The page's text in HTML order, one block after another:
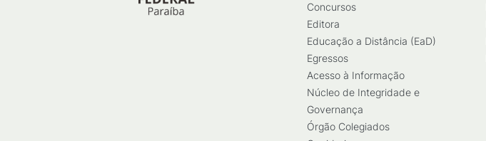
Concursos
Editora
Educação a Distância (EaD)
Egressos
Acesso à Informação
Núcleo de Integridade e
Governança
Órgão Colegiados